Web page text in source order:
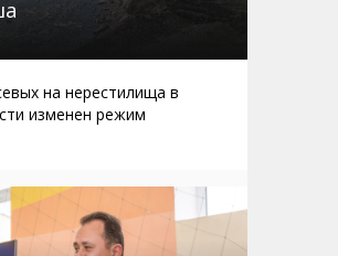
на нерестилища в
изменен режим